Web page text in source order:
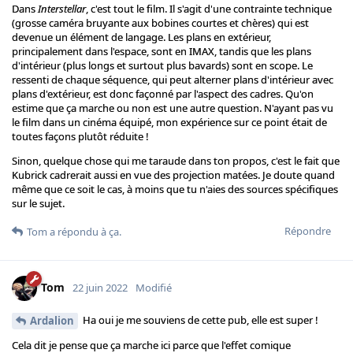
DansInterstellar, c'est tout le film. Il s'agit d'une contrainte technique
(grosse caméra bruyante aux bobines courtes et chères) qui est
devenue un élément de langage. Les plans en extérieur,
principalement dans l'espace, sont en IMAX, tandis que les plans
d'intérieur (plus longs et surtout plus bavards) sont en scope. Le
ressenti de chaque séquence, qui peut alterner plans d'intérieur avec
plans d'extérieur, est donc façonné par l'aspect des cadres. Qu'on
estime que ça marche ou non est une autre question. N'ayant pas vu
le film dans un cinéma équipé, mon expérience sur ce point était de
toutes façons plutôt réduite !
Sinon, quelque chose qui me taraude dans ton propos, c'est le fait que
Kubrick cadrerait aussi en vue des projection matées. Je doute quand
même que ce soit le cas, à moins que tu n'aies des sources spécifiques
sur le sujet.
Répondre
Tom a répondu à ça.
Tom 22 juin 2022 Modifié
Ardalion
Ha oui je me souviens de cette pub, elle est super !
Cela dit je pense que ça marche ici parce que l'effet comique